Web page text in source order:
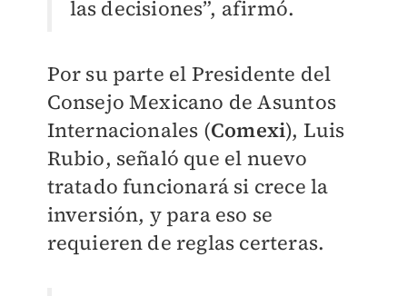
las decisiones”, afirmó.
Por su parte el Presidente del
Consejo Mexicano de Asuntos
Internacionales (Comexi), Luis
Rubio, señaló que el nuevo
tratado funcionará si crece la
inversión, y para eso se
requieren de reglas certeras.